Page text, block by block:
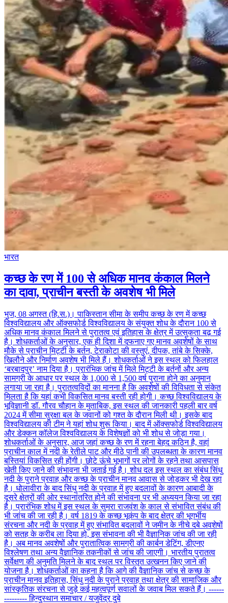
भारत
कच्छ के रण में 100 से अधिक मानव कंकाल मिलने
का दावा, प्राचीन बस्ती के अवशेष भी मिले
भुज, 08 अगस्त (हि.स.)। पाकिस्तान सीमा के समीप कच्छ के रण में कच्छ
विश्वविद्यालय और ऑक्सफोर्ड विश्वविद्यालय के संयुक्त शोध के दौरान 100 से
अधिक मानव कंकाल मिलने से पुरातत्व एवं इतिहास के क्षेत्र में उत्सुकता बढ़ गई
है। शोधकर्ताओं के अनुसार, एक ही दिशा में दफनाए गए मानव अवशेषों के साथ
मौके से प्राचीन मिट्टी के बर्तन, टेराकोटा की वस्तुएं, दीपक, तांबे के सिक्के,
खिलौने और निर्माण अवशेष भी मिले हैं। शोधकर्ताओं ने इस स्थल को फिलहाल
‘बरबादपुर’ नाम दिया है। प्रारंभिक जांच में मिले मिट्टी के बर्तनों और अन्य
सामग्री के आधार पर स्थल के 1,000 से 1,500 वर्ष पुराना होने का अनुमान
लगाया जा रहा है। पुरातत्वविदों का मानना है कि अवशेषों की विविधता से संकेत
मिलता है कि यहां कभी विकसित मानव बस्ती रही होगी। कच्छ विश्वविद्यालय के
भूविज्ञानी डॉ. गौरव चौहान के मुताबिक, इस स्थल की जानकारी पहली बार वर्ष
2024 में सीमा सुरक्षा बल के जवानों को गश्त के दौरान मिली थी। इसके बाद
विश्वविद्यालय की टीम ने यहां शोध शुरू किया। बाद में ऑक्सफोर्ड विश्वविद्यालय
और डेक्कन कॉलेज विश्वविद्यालय के विशेषज्ञों को भी शोध से जोड़ा गया।
शोधकर्ताओं के अनुसार, आज जहां कच्छ के रण में रहना बेहद कठिन है, वहां
प्राचीन काल में नदी के रेतीले पाट और मीठे पानी की उपलब्धता के कारण मानव
बस्तियां विकसित रही होंगी। छोटे ऊंचे भूभागों पर लोगों के रहने तथा आसपास
खेती किए जाने की संभावना भी जताई गई है। शोध दल इस स्थल का संबंध सिंधु
नदी के पुराने प्रवाह और कच्छ के प्राचीन मानव आवास से जोड़कर भी देख रहा
है। धोलावीरा के बाद सिंधु नदी के प्रवाह में हुए बदलावों के कारण आबादी के
दूसरे क्षेत्रों की ओर स्थानांतरित होने की संभावना पर भी अध्ययन किया जा रहा
है। प्रारंभिक शोध में इस स्थल के सुमरा राजवंश के काल से संभावित संबंध की
भी जांच की जा रही है। वर्ष 1819 के कच्छ भूकंप के बाद क्षेत्र की भूगर्भीय
संरचना और नदी के प्रवाह में हुए संभावित बदलावों ने जमीन के नीचे दबे अवशेषों
को सतह के करीब ला दिया हो, इस संभावना की भी वैज्ञानिक जांच की जा रही
है। अब मानव अवशेषों और पुरातात्विक सामग्री की कार्बन डेटिंग, डीएनए
विश्लेषण तथा अन्य वैज्ञानिक तकनीकों से जांच की जाएगी। भारतीय पुरातत्व
सर्वेक्षण की अनुमति मिलने के बाद स्थल पर विस्तृत उत्खनन किए जाने की
योजना है। शोधकर्ताओं का कहना है कि आगे की वैज्ञानिक जांच से कच्छ के
प्राचीन मानव इतिहास, सिंधु नदी के पुराने प्रवाह तथा क्षेत्र की सामाजिक और
सांस्कृतिक संरचना से जुड़े कई महत्वपूर्ण सवालों के जवाब मिल सकते हैं। ------
--------- हिन्दुस्थान समाचार / यजुवेंद्र दुबे